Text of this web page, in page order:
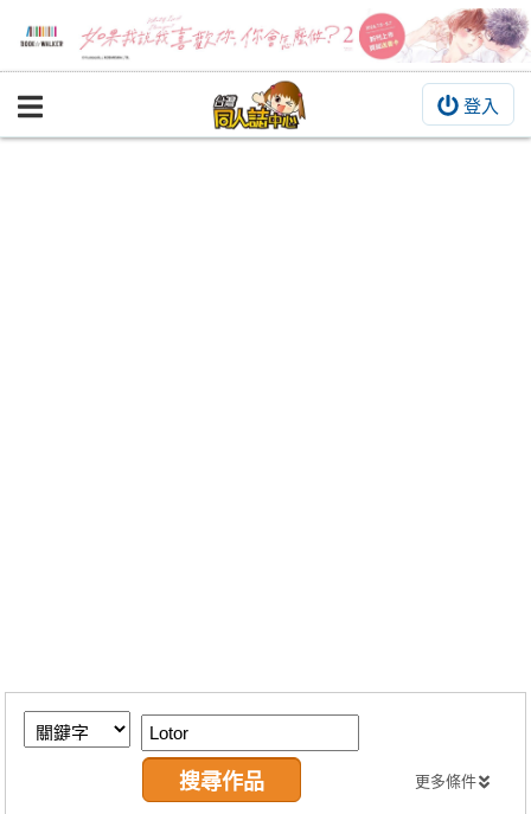
登入
BOOKY書集倉庫
繪圖藝廊
交流中心
攤位轉讓區 更多條件